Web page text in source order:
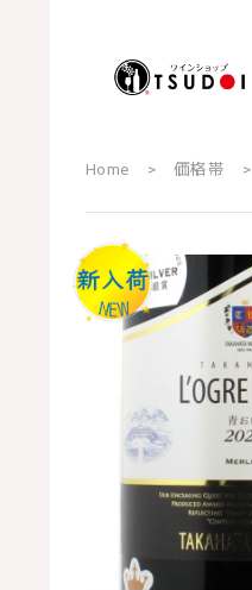
Home 価格帯